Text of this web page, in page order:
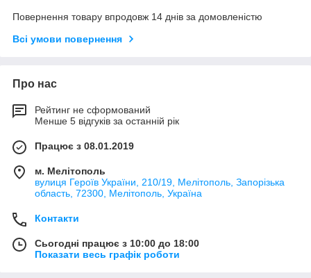
Повернення товару впродовж 14 днів за домовленістю
Всі умови повернення
Про нас
Рейтинг не сформований
Менше 5 відгуків за останній рік
Працює з 08.01.2019
м. Мелітополь
вулиця Героїв України, 210/19, Мелітополь, Запорізька
область, 72300, Мелітополь, Україна
Контакти
Сьогодні працює з 10:00 до 18:00
Показати весь графік роботи